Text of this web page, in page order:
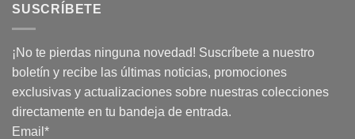
SUSCRÍBETE
¡No te pierdas ninguna novedad! Suscríbete a nuestro
boletín y recibe las últimas noticias, promociones
exclusivas y actualizaciones sobre nuestras colecciones
directamente en tu bandeja de entrada.
Email*